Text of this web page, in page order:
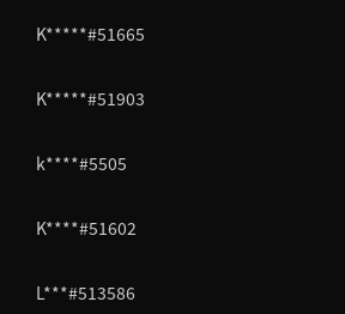
K*****#51665
K*****#51903
k****#5505
K****#51602
L***#513586